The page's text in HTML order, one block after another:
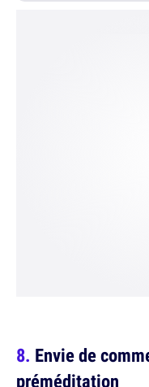
Envie de
préméditation